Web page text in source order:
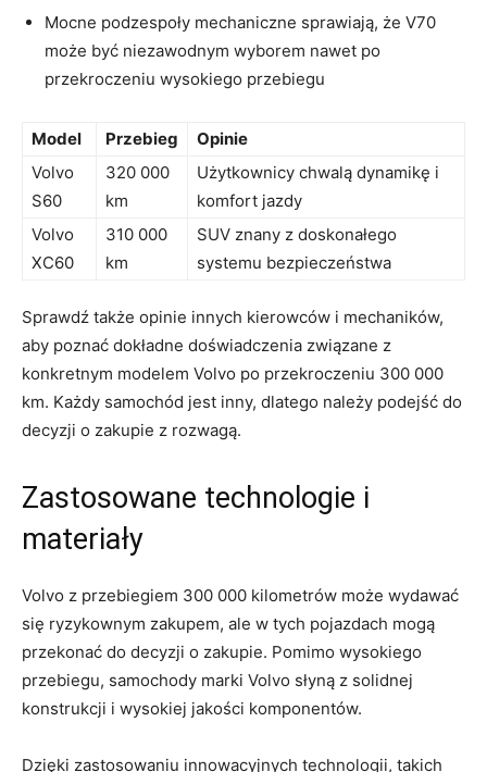
Mocne⁢ podzespoły mechaniczne sprawiają, że V70​
może być niezawodnym wyborem nawet⁤ po
przekroczeniu wysokiego‍ przebiegu
Model Przebieg
Opinie
Volvo
‌S60
320 000
km
Użytkownicy chwalą dynamikę⁣ i
komfort ⁢jazdy
Volvo
XC60
310 000
⁤km
SUV znany z doskonałego
systemu bezpieczeństwa
Sprawdź także opinie ‍innych kierowców i ‌mechaników,
aby poznać dokładne⁤ doświadczenia ‍związane z
konkretnym modelem ​Volvo po przekroczeniu 300 000
km.‍ Każdy samochód ⁤jest inny, ‌dlatego należy podejść do
decyzji o ⁣zakupie z rozwagą.
Zastosowane technologie ⁤i
materiały
Volvo⁣ z przebiegiem 300 000 kilometrów może wydawać‍
się ryzykownym zakupem, ale w‌ tych pojazdach mogą
przekonać do‌ decyzji ‍o zakupie. Pomimo wysokiego
przebiegu, samochody marki Volvo słyną ​z solidnej
konstrukcji i wysokiej ⁢jakości komponentów.
Dzięki zastosowaniu innowacyjnych technologii, takich